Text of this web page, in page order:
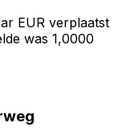
EUR verplaatst
was 1,0000